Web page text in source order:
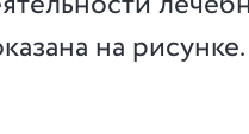
на рисунке.